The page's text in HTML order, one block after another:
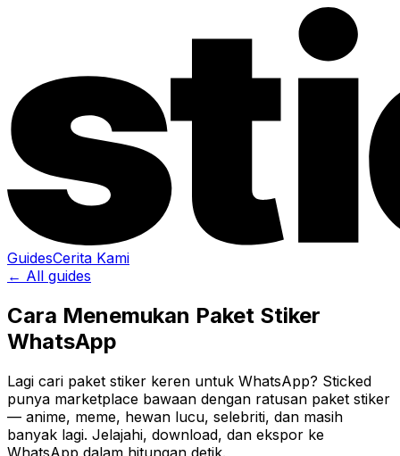
GuidesCerita Kami
← All guides
Cara Menemukan Paket Stiker
WhatsApp
Lagi cari paket stiker keren untuk WhatsApp? Sticked
punya marketplace bawaan dengan ratusan paket stiker
— anime, meme, hewan lucu, selebriti, dan masih
banyak lagi. Jelajahi, download, dan ekspor ke
WhatsApp dalam hitungan detik.